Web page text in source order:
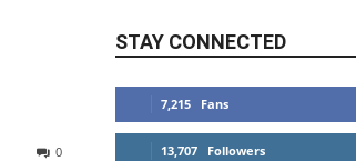
0
STAY CONNECTED
7,215 Fans
13,707 Followers